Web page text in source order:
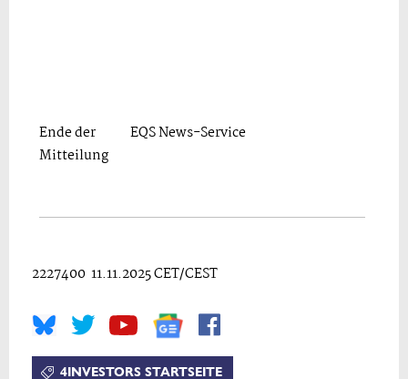
Ende der
Mitteilung
EQS News-Service
2227400 11.11.2025 CET/CEST
4INVESTORS STARTSEITE